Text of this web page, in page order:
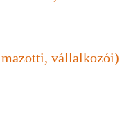
vállalkozói)